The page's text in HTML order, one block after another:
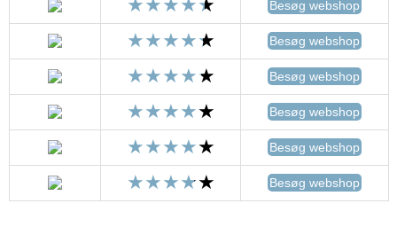
Besøg webshop
Besøg webshop
Besøg webshop
Besøg webshop
Besøg webshop
Besøg webshop